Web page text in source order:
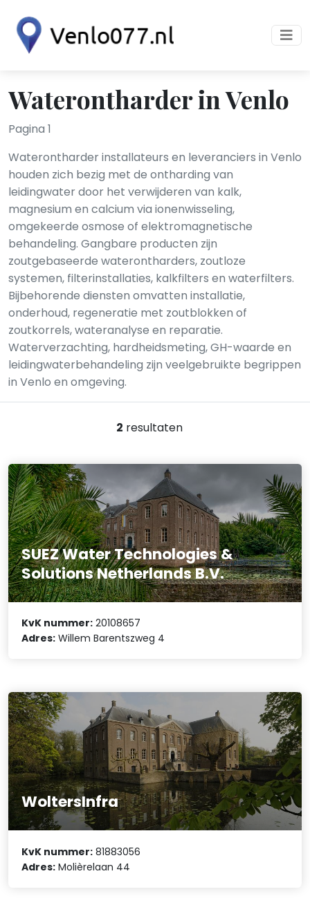
Waterontharder in Venlo
Pagina 1
Waterontharder installateurs en leveranciers in Venlo
houden zich bezig met de ontharding van
leidingwater door het verwijderen van kalk,
magnesium en calcium via ionenwisseling,
omgekeerde osmose of elektromagnetische
behandeling. Gangbare producten zijn
zoutgebaseerde waterontharders, zoutloze
systemen, filterinstallaties, kalkfilters en waterfilters.
Bijbehorende diensten omvatten installatie,
onderhoud, regeneratie met zoutblokken of
zoutkorrels, wateranalyse en reparatie.
Waterverzachting, hardheidsmeting, GH-waarde en
leidingwaterbehandeling zijn veelgebruikte begrippen
in Venlo en omgeving.
2 resultaten
SUEZ Water Technologies &
Solutions Netherlands B.V.
KvK nummer: 20108657
Adres: Willem Barentszweg 4
WoltersInfra
KvK nummer: 81883056
Adres: Molièrelaan 44